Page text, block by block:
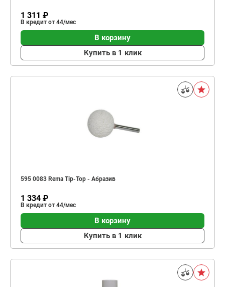
1 311 ₽
В кредит от 44/мес
В корзину
Купить в 1 клик
595 0083 Rema Tip-Top - Абразив
1 334 ₽
В кредит от 44/мес
В корзину
Купить в 1 клик